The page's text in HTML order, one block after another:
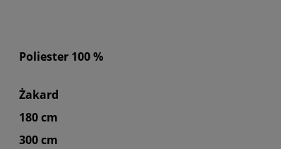
Poliester 100 %
Żakard
180 cm
300 cm